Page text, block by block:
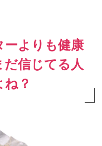
ーよりも健康
信じてる人
？